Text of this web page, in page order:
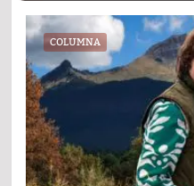
COLUMNA